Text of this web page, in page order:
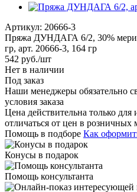
Артикул: 20666-3
Пряжа ДУНДАГА 6/2, 30%
гр, арт. 20666-3, 164 гр
542 руб./шт
Нет в наличии
Под заказ
Наши менеджеры обязательно
условия заказа
Цена действительна только
отличаться от цен в розничных
Помощь в подборе Как
Конусы в подарок
Помощь консультанта